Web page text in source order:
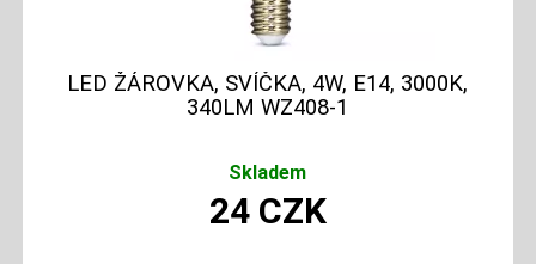
LED ŽÁROVKA, SVÍČKA, 4W, E14, 3000K,
340LM WZ408-1
Skladem
24 CZK